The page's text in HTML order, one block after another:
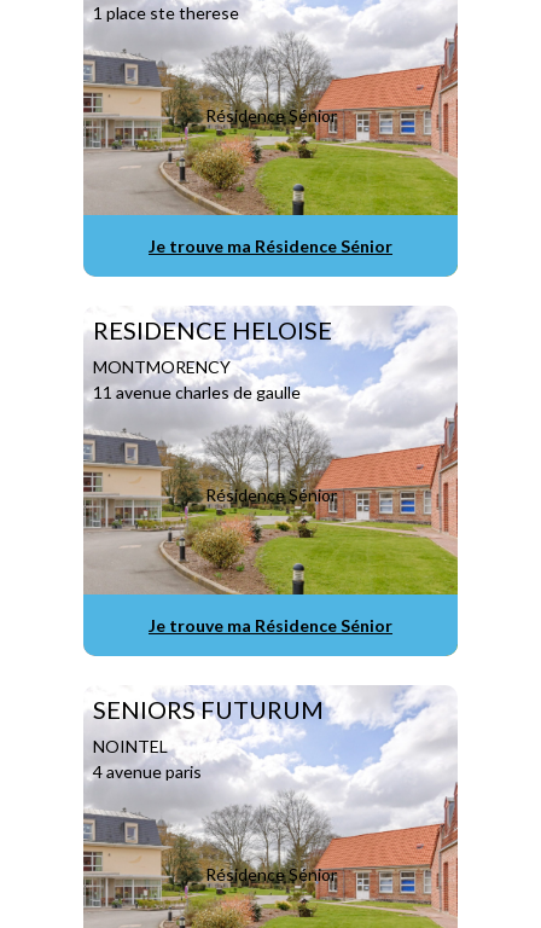
1 place ste therese
Résidence Sénior
Je trouve ma Résidence Sénior
RESIDENCE HELOISE
MONTMORENCY
11 avenue charles de gaulle
Résidence Sénior
Je trouve ma Résidence Sénior
SENIORS FUTURUM
NOINTEL
4 avenue paris
Résidence Sénior